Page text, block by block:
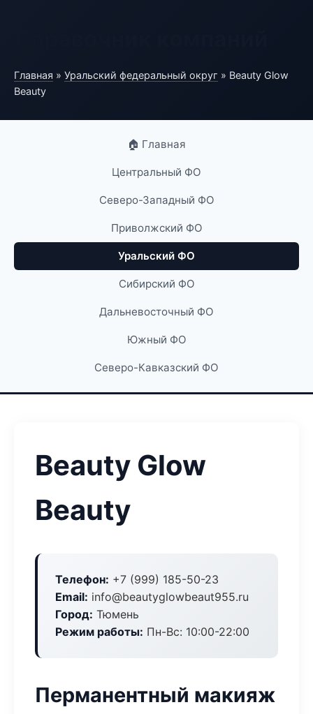
Главная » Уральский федеральный округ » Beauty Glow
Beauty
🏠 Главная
Центральный ФО
Северо-Западный ФО
Приволжский ФО
Уральский ФО
Сибирский ФО
Дальневосточный ФО
Южный ФО
Северо-Кавказский ФО
Beauty Glow
Beauty
Телефон: +7 (999) 185-50-23
Email: info@beautyglowbeaut955.ru
Город: Тюмень
Режим работы: Пн-Вс: 10:00-22:00
Перманентный макияж